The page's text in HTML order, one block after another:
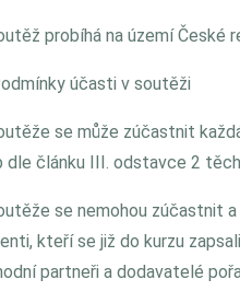
probíhá na území České
účasti v soutěži
se může zúčastnit
dle článku III. odstavce 2
se nemohou zúčastnit
kteří se již do kurzu
partneři a dodavatelé